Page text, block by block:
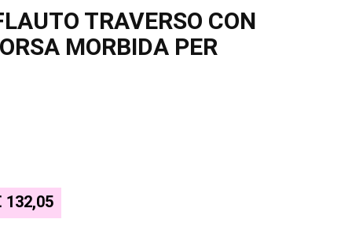
TRAVERSO CON
MORBIDA PER
132,05